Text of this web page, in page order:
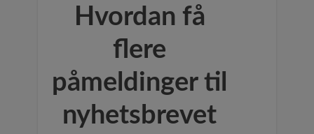
Hvordan få
flere
påmeldinger til
nyhetsbrevet